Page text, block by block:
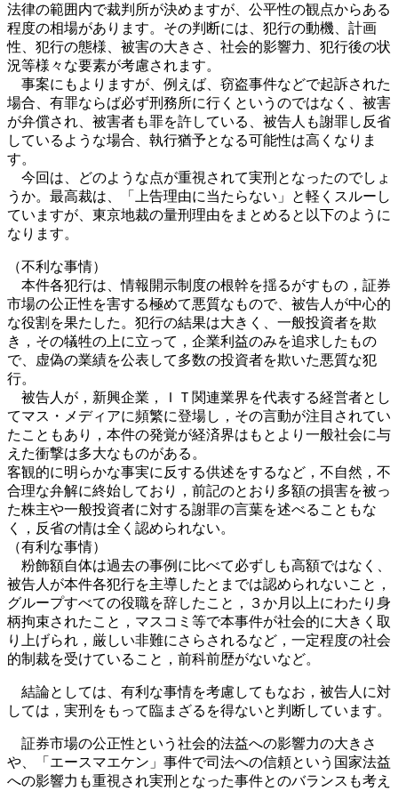
法律の範囲内で裁判所が決めますが、公平性の観点からある
程度の相場があります。その判断には、犯行の動機、計画
性、犯行の態様、被害の大きさ、社会的影響力、犯行後の状
況等様々な要素が考慮されます。
事案にもよりますが、例えば、窃盗事件などで起訴された
場合、有罪ならば必ず刑務所に行くというのではなく、被害
が弁償され、被害者も罪を許している、被告人も謝罪し反省
しているような場合、執行猶予となる可能性は高くなりま
す。
今回は、どのような点が重視されて実刑となったのでしょ
うか。最高裁は、「上告理由に当たらない」と軽くスルーし
ていますが、東京地裁の量刑理由をまとめると以下のように
なります。
（不利な事情）
本件各犯行は、情報開示制度の根幹を揺るがすもの，証券
市場の公正性を害する極めて悪質なもので、被告人が中心的
な役割を果たした。犯行の結果は大きく、一般投資者を欺
き，その犠牲の上に立って，企業利益のみを追求したもの
で、虚偽の業績を公表して多数の投資者を欺いた悪質な犯
行。
被告人が，新興企業，ＩＴ関連業界を代表する経営者とし
てマス・メディアに頻繁に登場し，その言動が注目されてい
たこともあり，本件の発覚が経済界はもとより一般社会に与
えた衝撃は多大なものがある。
客観的に明らかな事実に反する供述をするなど，不自然，不
合理な弁解に終始しており，前記のとおり多額の損害を被っ
た株主や一般投資者に対する謝罪の言葉を述べることもな
く，反省の情は全く認められない。
（有利な事情）
粉飾額自体は過去の事例に比べて必ずしも高額ではなく、
被告人が本件各犯行を主導したとまでは認められないこと，
グループすべての役職を辞したこと，３か月以上にわたり身
柄拘束されたこと，マスコミ等で本事件が社会的に大きく取
り上げられ，厳しい非難にさらされるなど，一定程度の社会
的制裁を受けていること，前科前歴がないなど。
結論としては、有利な事情を考慮してもなお，被告人に対
しては，実刑をもって臨まざるを得ないと判断しています。
証券市場の公正性という社会的法益への影響力の大きさ
や、「エースマエケン」事件で司法への信頼という国家法益
への影響力も重視され実刑となった事件とのバランスも考え